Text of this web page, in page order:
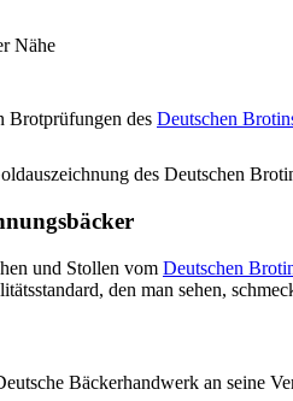
Nähe
Brotprüfungen des Deutschen
des Deutschen
und Stollen vom Deutschen
den man sehen,
Bäckerhandwerk an seine